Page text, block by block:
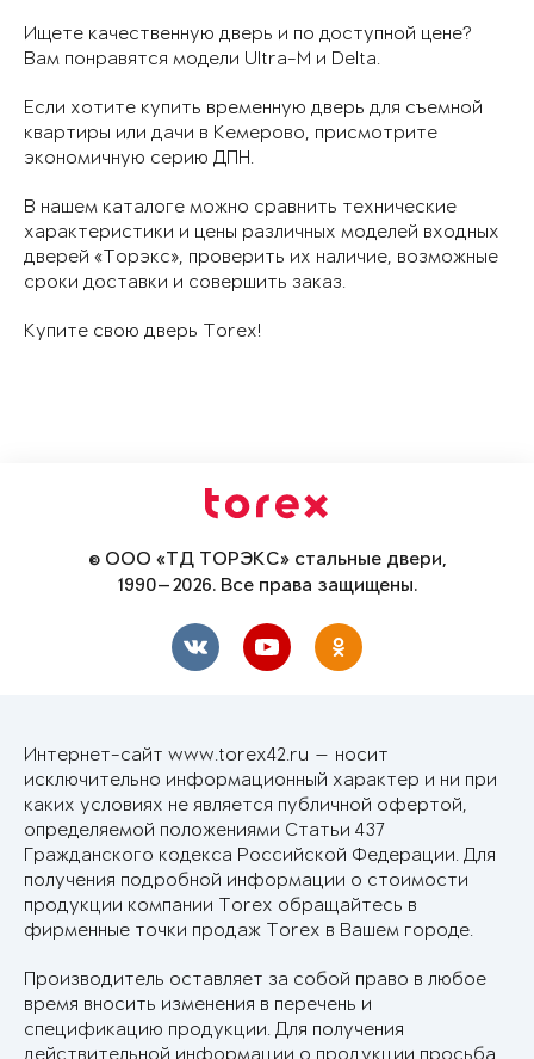
Ищете качественную дверь и по доступной цене?
Вам понравятся модели Ultra-M и Delta.
Если хотите купить временную дверь для съемной
квартиры или дачи в Кемерово, присмотрите
экономичную серию ДПН.
В нашем каталоге можно сравнить технические
характеристики и цены различных моделей входных
дверей «Торэкс», проверить их наличие, возможные
сроки доставки и совершить заказ.
Купите свою дверь Torex!
© ООО «ТД ТОРЭКС» стальные двери,
1990—2026. Все права защищены.
Интернет-сайт www.torex42.ru — носит
исключительно информационный характер и ни при
каких условиях не является публичной офертой,
определяемой положениями Статьи 437
Гражданского кодекса Российской Федерации. Для
получения подробной информации о стоимости
продукции компании Torex обращайтесь в
фирменные точки продаж Torex в Вашем городе.
Производитель оставляет за собой право в любое
время вносить изменения в перечень и
спецификацию продукции. Для получения
действительной информации о продукции просьба